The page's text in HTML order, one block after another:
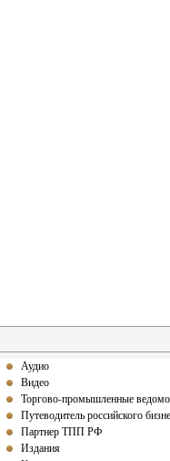
Аудио
Видео
Торгово-промышленные
Путеводитель российского
Партнер ТПП РФ
Издания